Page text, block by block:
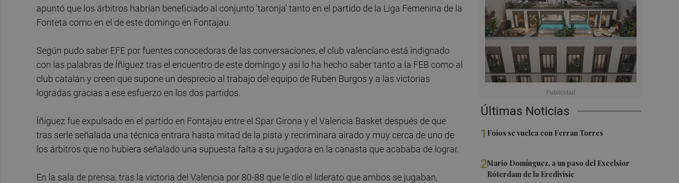
Últimas Noticias
1 Foios se vuelca con Ferran Torres
2Mario Domínguez, a un paso del Excelsior
Róterdam de la Eredivisie
apuntó que los árbitros habrían beneficiado al conjunto 'taronja' tanto en el partido de la Liga Femenina de la
Fonteta como en el de este domingo en Fontajau.
Según pudo saber EFE por fuentes conocedoras de las conversaciones, el club valenciano está indignado
con las palabras de Íñiguez tras el encuentro de este domingo y así lo ha hecho saber tanto a la FEB como al
club catalán y creen que supone un desprecio al trabajo del equipo de Rubén Burgos y a las victorias
logradas gracias a ese esfuerzo en los dos partidos.
Íñiguez fue expulsado en el partido en Fontajau entre el Spar Girona y el Valencia Basket después de que
tras serle señalada una técnica entrara hasta mitad de la pista y recriminara airado y muy cerca de uno de
los árbitros que no hubiera señalado una supuesta falta a su jugadora en la canasta que acababa de lograr.
En la sala de prensa, tras la victoria del Valencia por 80-88 que le dio el liderato que ambos se jugaban,